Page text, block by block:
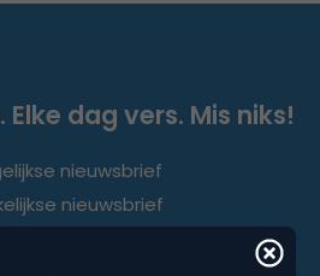
dag vers. Mis niks!
nieuwsbrief
nieuwsbrief